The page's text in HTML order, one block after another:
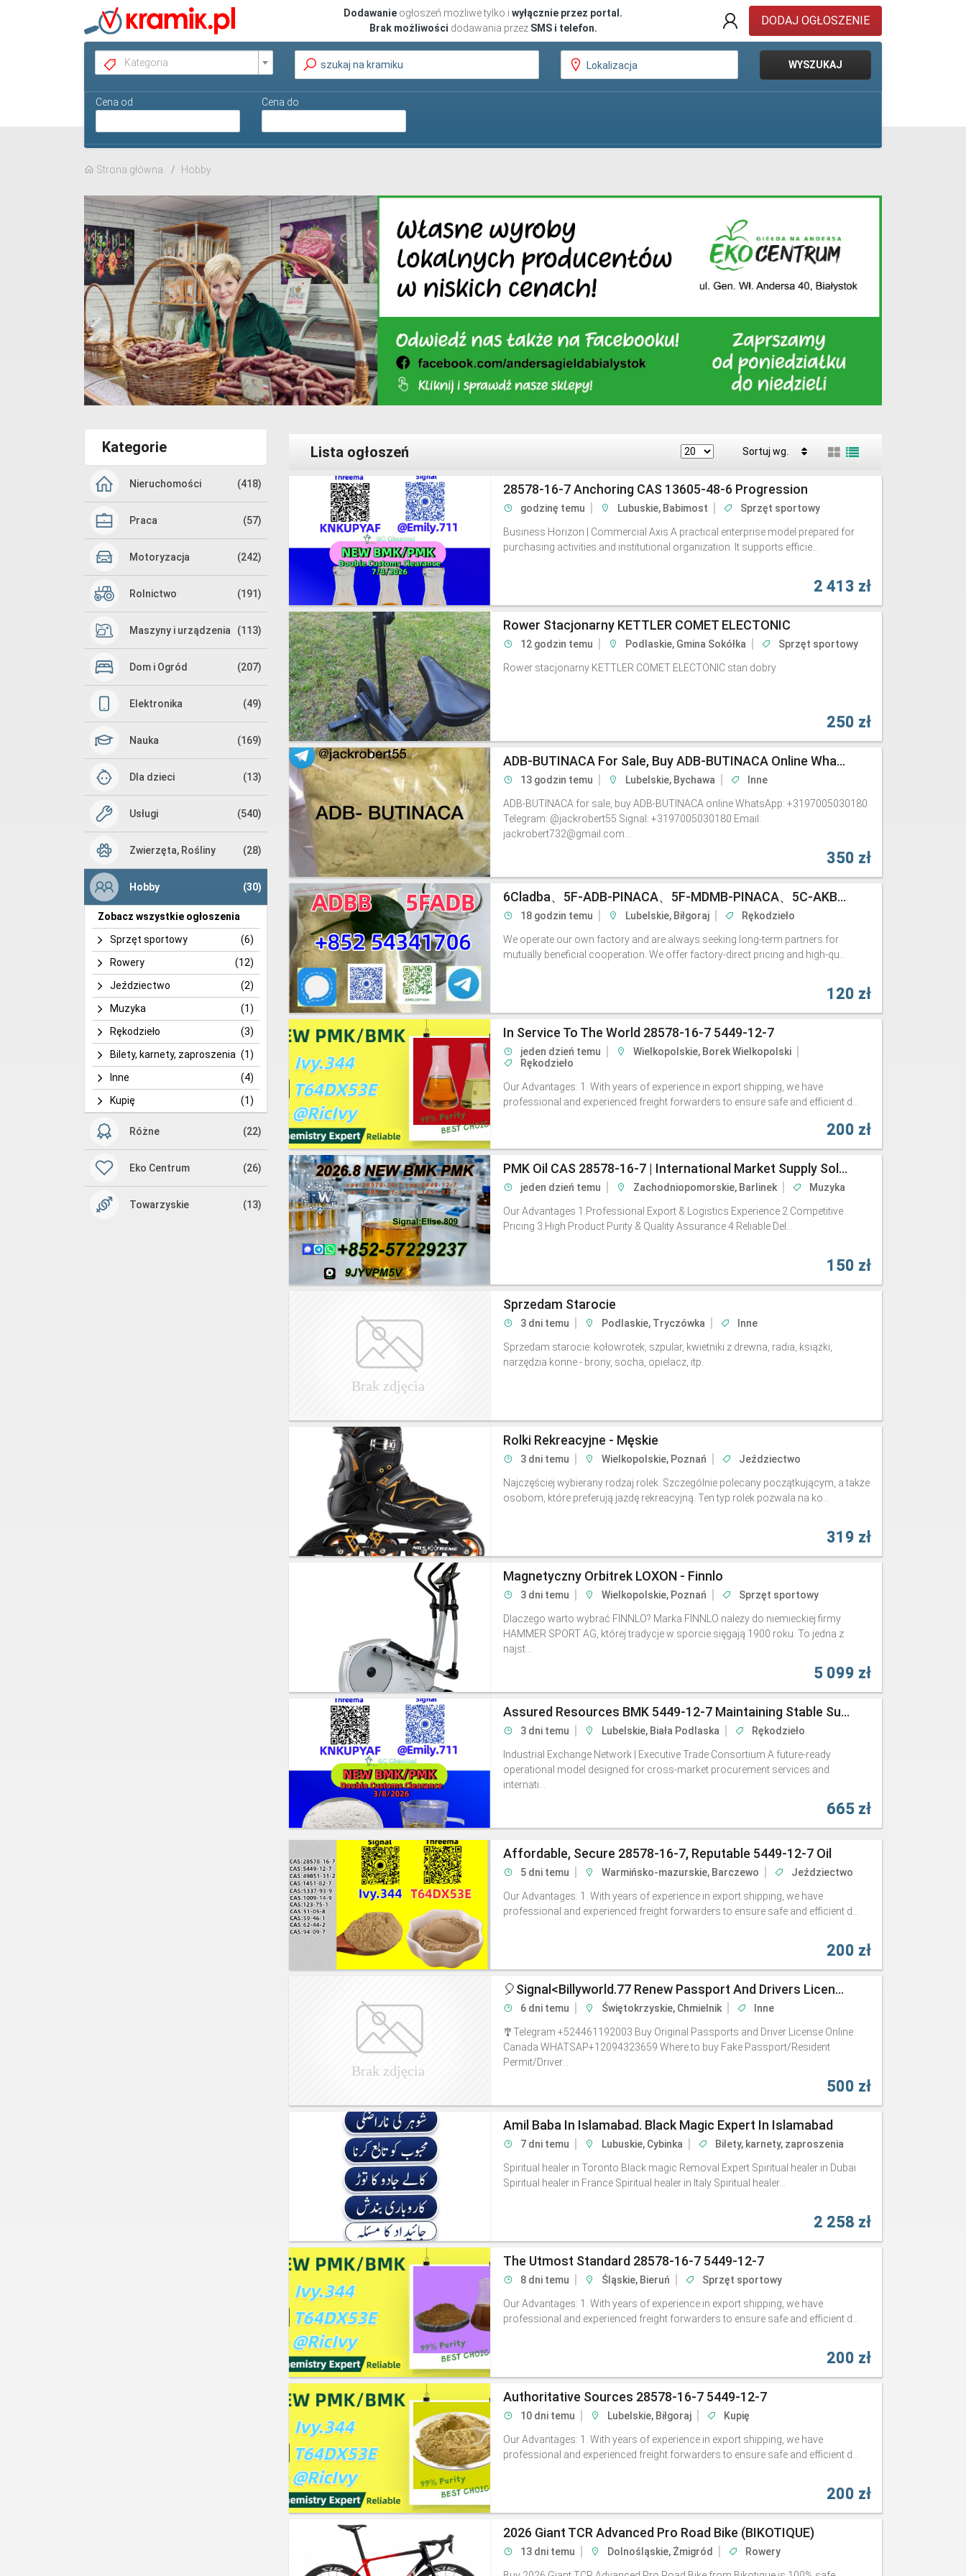
Dodawanie ogłoszeń możliwe tylko i wyłącznie przez portal.
Brak możliwości dodawania przez SMS i telefon.
DODAJ OGŁOSZENIE
Kategoria WYSZUKAJ
Cena od Cena do
Strona główna Hobby
Kategorie
Nieruchomości (418)
Praca (57)
Motoryzacja (242)
Rolnictwo (191)
Maszyny i urządzenia (113)
Dom i Ogród (207)
Elektronika (49)
Nauka (169)
Dla dzieci (13)
Usługi (540)
Zwierzęta, Rośliny (28)
Hobby (30)
Zobacz wszystkie ogłoszenia
Sprzęt sportowy
(6)
Rowery
(12)
Jeździectwo
(2)
Muzyka
(1)
Rękodzieło
(3)
Bilety, karnety, zaproszenia (1)
Inne
(4)
Kupię
(1)
Różne (22)
Eko Centrum (26)
Towarzyskie (13)
Lista ogłoszeń Sortuj wg.
28578-16-7 Anchoring CAS 13605-48-6 Progression
godzinę temu Lubuskie, Babimost Sprzęt sportowy
Business Horizon | Commercial Axis A practical enterprise model prepared for
purchasing activities and institutional organization. It supports efficie...
2 413 zł
Rower Stacjonarny KETTLER COMET ELECTONIC
12 godzin temu Podlaskie, Gmina Sokółka Sprzęt sportowy
Rower stacjonarny KETTLER COMET ELECTONIC stan dobry
250 zł
ADB-BUTINACA For Sale, Buy ADB-BUTINACA Online WhatsApp: +3197005030180 Telegram: @jackrobert55
13 godzin temu Lubelskie, Bychawa Inne
ADB-BUTINACA for sale, buy ADB-BUTINACA online WhatsApp: +3197005030180
Telegram: @jackrobert55 Signal: +3197005030180 Email:
jackrobert732@gmail.com...
350 zł
6Cladba、5F-ADB-PINACA、5F-MDMB-PINACA、5C-AKB48、4CN-ADB、4F-MDMB-PINACA
18 godzin temu Lubelskie, Biłgoraj Rękodzieło
We operate our own factory and are always seeking long-term partners for
mutually beneficial cooperation. We offer factory-direct pricing and high-qu...
120 zł
In Service To The World 28578-16-7 5449-12-7
jeden dzień temu
Wielkopolskie, Borek Wielkopolski
Rękodzieło
Our Advantages: 1. With years of experience in export shipping, we have
professional and experienced freight forwarders to ensure safe and efficient d...
200 zł
PMK Oil CAS 28578-16-7 | International Market Supply Solutions
jeden dzień temu Zachodniopomorskie, Barlinek Muzyka
Our Advantages 1.Professional Export & Logistics Experience 2.Competitive
Pricing 3.High Product Purity & Quality Assurance 4.Reliable Del...
150 zł
Sprzedam Starocie
3 dni temu Podlaskie, Tryczówka Inne
Sprzedam starocie: kołowrotek, szpular, kwietniki z drewna, radia, książki,
narzędzia konne - brony, socha, opielacz, itp.
Rolki Rekreacyjne - Męskie
3 dni temu Wielkopolskie, Poznań Jeździectwo
Najczęściej wybierany rodzaj rolek. Szczególnie polecany początkującym, a także
osobom, które preferują jazdę rekreacyjną. Ten typ rolek pozwala na ko...
319 zł
Magnetyczny Orbitrek LOXON - Finnlo
3 dni temu Wielkopolskie, Poznań Sprzęt sportowy
Dlaczego warto wybrać FINNLO? Marka FINNLO należy do niemieckiej firmy
HAMMER SPORT AG, której tradycje w sporcie sięgają 1900 roku. To jedna z
najst...
5 099 zł
Assured Resources BMK 5449-12-7 Maintaining Stable Support/13605-48-6
3 dni temu Lubelskie, Biała Podlaska Rękodzieło
Industrial Exchange Network | Executive Trade Consortium A future-ready
operational model designed for cross-market procurement services and
internati...
665 zł
Affordable, Secure 28578-16-7, Reputable 5449-12-7 Oil
5 dni temu Warmińsko-mazurskie, Barczewo Jeździectwo
Our Advantages: 1. With years of experience in export shipping, we have
professional and experienced freight forwarders to ensure safe and efficient d...
200 zł
🎈Signal<Billyworld.77 Renew Passport And Drivers License Online Canada
6 dni temu Świętokrzyskie, Chmielnik Inne
🎐Telegram +524461192003 Buy Original Passports and Driver License Online
Canada WHATSAP+12094323659 Where to buy Fake Passport/Resident
Permit/Driver...
500 zł
Amil Baba In Islamabad. Black Magic Expert In Islamabad
7 dni temu Lubuskie, Cybinka Bilety, karnety, zaproszenia
Spiritual healer in Toronto Black magic Removal Expert Spiritual healer in Dubai
Spiritual healer in France Spiritual healer in Italy Spiritual healer...
2 258 zł
The Utmost Standard 28578-16-7 5449-12-7
8 dni temu Śląskie, Bieruń Sprzęt sportowy
Our Advantages: 1. With years of experience in export shipping, we have
professional and experienced freight forwarders to ensure safe and efficient d...
200 zł
Authoritative Sources 28578-16-7 5449-12-7
10 dni temu Lubelskie, Biłgoraj Kupię
Our Advantages: 1. With years of experience in export shipping, we have
professional and experienced freight forwarders to ensure safe and efficient d...
200 zł
2026 Giant TCR Advanced Pro Road Bike (BIKOTIQUE)
13 dni temu Dolnośląskie, Żmigród Rowery